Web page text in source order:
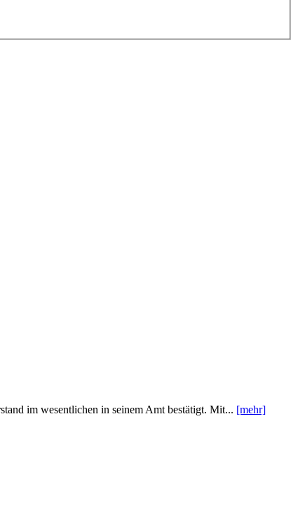
im wesentlichen in seinem Amt bestätigt. Mit... [mehr]